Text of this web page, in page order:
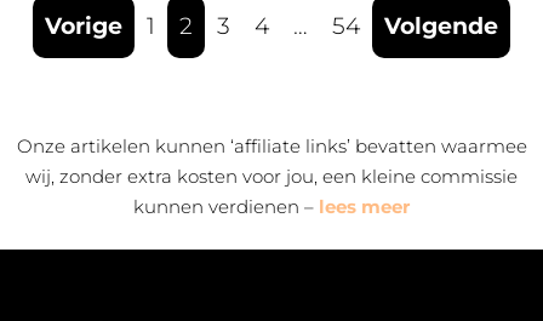
Vorige 1 2 3 4 … 54 Volgende
Onze artikelen kunnen ‘affiliate links’ bevatten waarmee
wij, zonder extra kosten voor jou, een kleine commissie
kunnen verdienen – lees meer